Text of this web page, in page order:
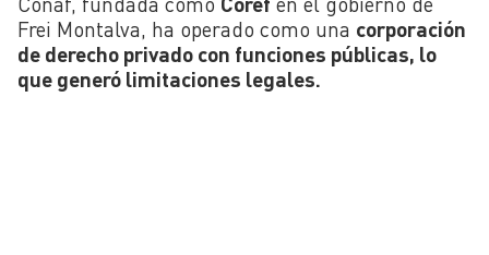
Frei Montalva, ha operado como una corporación
de derecho privado con funciones públicas, lo
que generó limitaciones legales.